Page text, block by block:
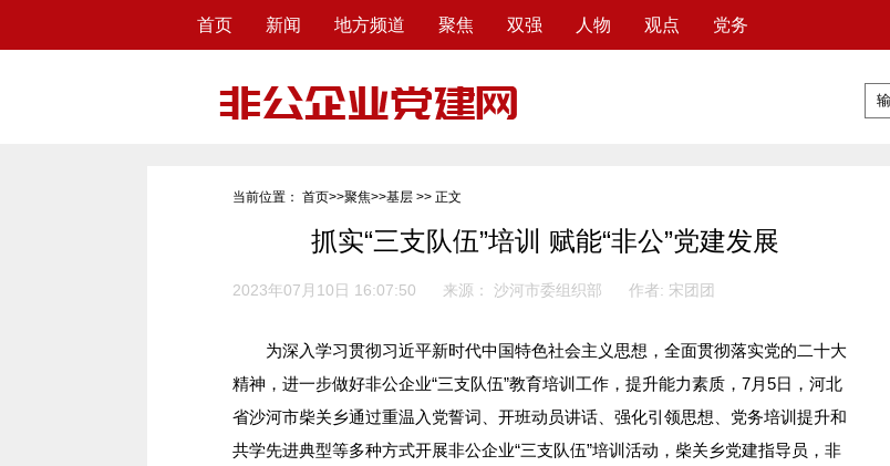
首页 新闻 地方频道 聚焦 双强 人物 观点 党务
当前位置： 首页>>聚焦>>基层 >> 正文
抓实“三支队伍”培训 赋能“非公”党建发展
2023年07月10日 16:07:50 来源： 沙河市委组织部 作者: 宋团团
为深入学习贯彻习近平新时代中国特色社会主义思想，全面贯彻落实党的二十大
精神，进一步做好非公企业“三支队伍”教育培训工作，提升能力素质，7月5日，河北
省沙河市柴关乡通过重温入党誓词、开班动员讲话、强化引领思想、党务培训提升和
共学先进典型等多种方式开展非公企业“三支队伍”培训活动，柴关乡党建指导员，非